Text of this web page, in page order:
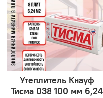
Утеплитель Кнауф
Тисма 038 100 мм 6,24